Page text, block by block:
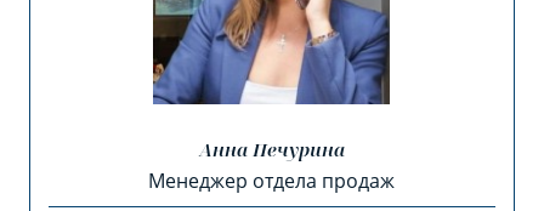
Анна Печурина
Менеджер отдела продаж